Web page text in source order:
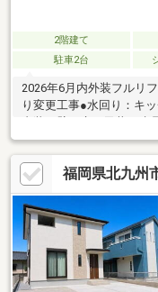
2階建て
駐車2台
2026年6月内外装フルリ
り変更工事●水回り：キ
アガラス）／玄関ドア●
火災報知器葛原小・湯川
（約750m）♪駅まで徒歩
い物はサンリブシティま
内外装共にとてもキレイ
ウス♪安心・安全のふたみ
福岡県北九州